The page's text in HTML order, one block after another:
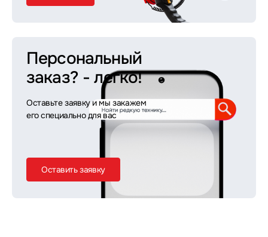
Персональный
заказ? - легко!
Оставьте заявку и мы закажем
его специально для вас
Оставить заявку